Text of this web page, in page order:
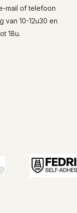
mail of telefoon
van 10-12u30 en
18u.